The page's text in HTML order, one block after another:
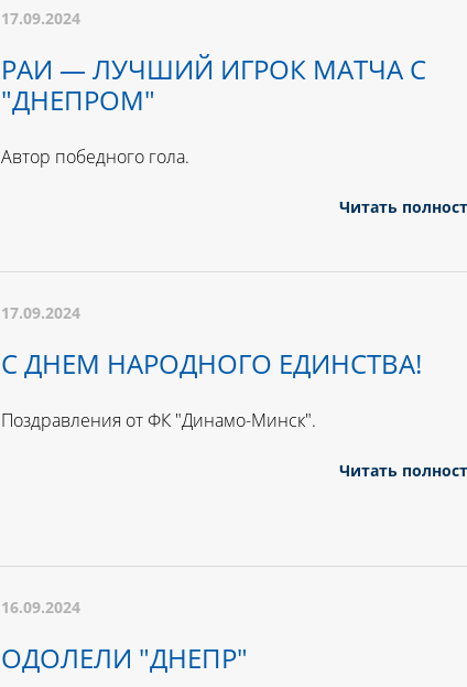
17.09.2024
РАИ — ЛУЧШИЙ ИГРОК МАТЧА С
"ДНЕПРОМ"
Автор победного гола.
Читать
17.09.2024
С ДНЕМ НАРОДНОГО ЕДИНСТВА!
Поздравления от ФК "Динамо-Минск".
Читать
16.09.2024
ОДОЛЕЛИ "ДНЕПР"